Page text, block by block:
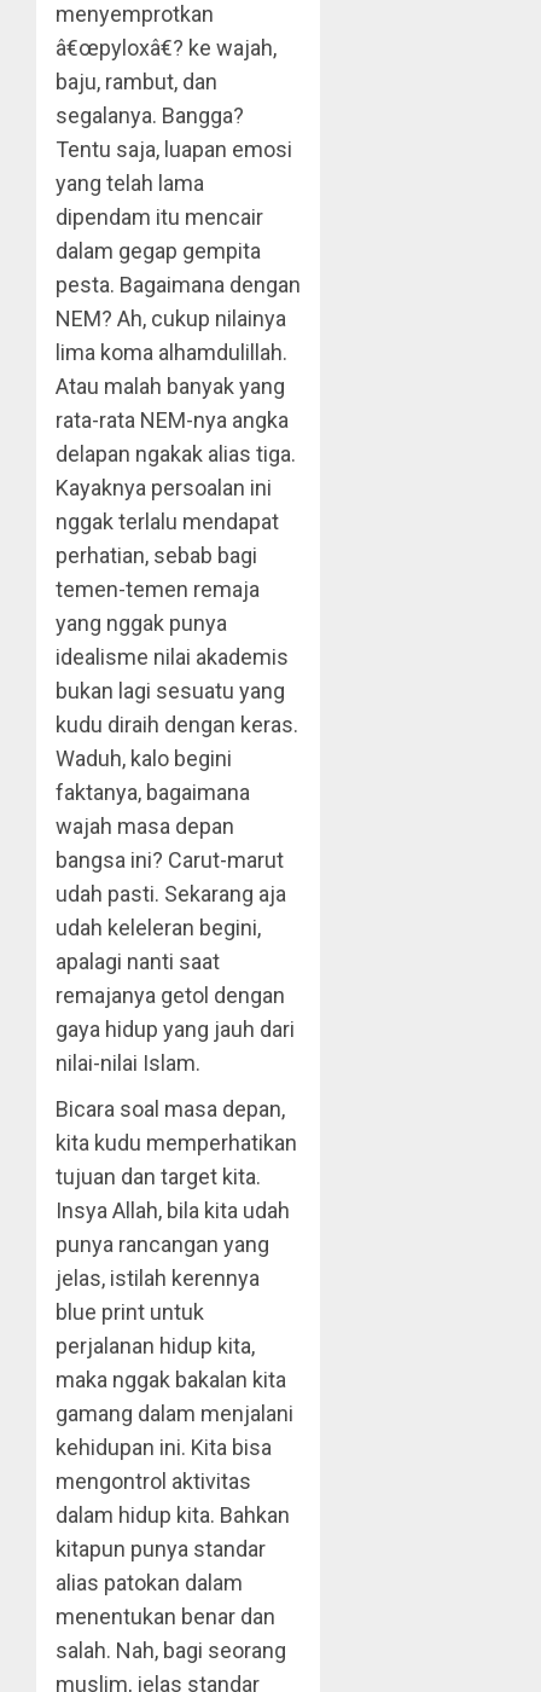
menyemprotkan
â€œpyloxâ€? ke wajah,
baju, rambut, dan
segalanya. Bangga?
Tentu saja, luapan emosi
yang telah lama
dipendam itu mencair
dalam gegap gempita
pesta. Bagaimana dengan
NEM? Ah, cukup nilainya
lima koma alhamdulillah.
Atau malah banyak yang
rata-rata NEM-nya angka
delapan ngakak alias tiga.
Kayaknya persoalan ini
nggak terlalu mendapat
perhatian, sebab bagi
temen-temen remaja
yang nggak punya
idealisme nilai akademis
bukan lagi sesuatu yang
kudu diraih dengan keras.
Waduh, kalo begini
faktanya, bagaimana
wajah masa depan
bangsa ini? Carut-marut
udah pasti. Sekarang aja
udah keleleran begini,
apalagi nanti saat
remajanya getol dengan
gaya hidup yang jauh dari
nilai-nilai Islam.
Bicara soal masa depan,
kita kudu memperhatikan
tujuan dan target kita.
Insya Allah, bila kita udah
punya rancangan yang
jelas, istilah kerennya
blue print untuk
perjalanan hidup kita,
maka nggak bakalan kita
gamang dalam menjalani
kehidupan ini. Kita bisa
mengontrol aktivitas
dalam hidup kita. Bahkan
kitapun punya standar
alias patokan dalam
menentukan benar dan
salah. Nah, bagi seorang
muslim, jelas standar